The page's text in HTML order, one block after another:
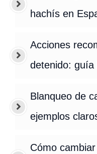
hachís en
Acciones
detenido: guía
Blanqueo de
ejemplos
Cómo